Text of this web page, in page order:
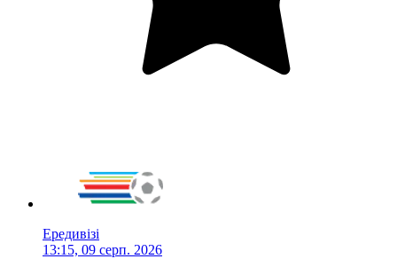
Ередивізі
13:15, 09 серп. 2026